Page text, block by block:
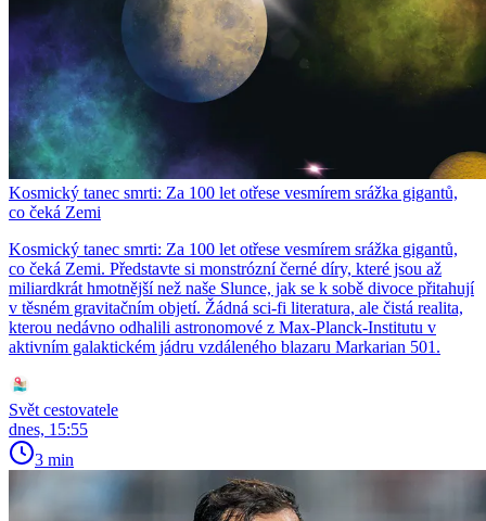
Kosmický tanec smrti: Za 100 let otřese vesmírem srážka gigantů,
co čeká Zemi
Kosmický tanec smrti: Za 100 let otřese vesmírem srážka gigantů,
co čeká Zemi. Představte si monstrózní černé díry, které jsou až
miliardkrát hmotnější než naše Slunce, jak se k sobě divoce přitahují
v těsném gravitačním objetí. Žádná sci-fi literatura, ale čistá realita,
kterou nedávno odhalili astronomové z Max-Planck-Institutu v
aktivním galaktickém jádru vzdáleného blazaru Markarian 501.
Svět cestovatele
dnes, 15:55
3 min